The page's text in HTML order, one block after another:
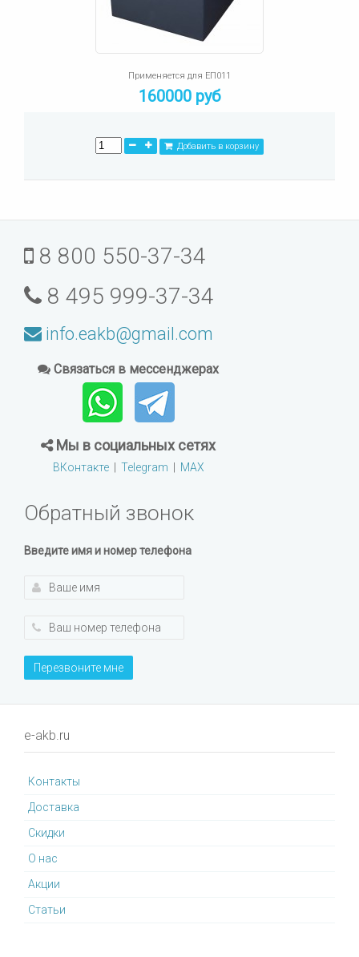
Применяется для ЕП011
160000 руб
Добавить в корзину
8 800 550-37-34
8 495 999-37-34
info.eakb@gmail.com
Связаться в мессенджерах
Мы в социальных сетях
ВКонтакте| Telegram | MAX
Обратный звонок
Введите имя и номер телефона
Перезвоните мне
e-akb.ru
Контакты
Доставка
Cкидки
О нас
Акции
Статьи